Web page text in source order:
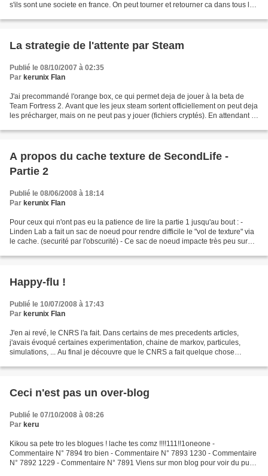
s'ils sont une societe en france. On peut tourner et retourner ca dans tous les
La strategie de l'attente par Steam
Publié le 08/10/2007 à 02:35
Par kerunix Flan
J'ai precommandé l'orange box, ce qui permet deja de jouer à la beta de
Team Fortress 2. Avant que les jeux steam sortent officiellement on peut deja
les précharger, mais on ne peut pas y jouer (fichiers cryptés). En attendant le
A propos du cache texture de SecondLife -
Partie 2
Publié le 08/06/2008 à 18:14
Par kerunix Flan
Pour ceux qui n'ont pas eu la patience de lire la partie 1 jusqu'au bout : -
Linden Lab a fait un sac de noeud pour rendre difficile le "vol de texture" via
le cache. (securité par l'obscurité) - Ce sac de noeud impacte très peu sur
Happy-flu !
Publié le 10/07/2008 à 17:43
Par kerunix Flan
J'en ai revé, le CNRS l'a fait. Dans certains de mes precedents articles,
j'avais évoqué certaines experimentation, chaine de markov, particules,
simulations, ... Au final je découvre que le CNRS a fait quelque chose
Ceci n'est pas un over-blog
Publié le 07/10/2008 à 08:26
Par keru
Kikou sa pete tro les blogues ! lache tes comz !!!!111!!1oneone -
Commentaire N° 7894 tro bien - Commentaire N° 7893 1230 - Commentaire
N° 7892 1229 - Commentaire N° 7891 Viens sur mon blog pour voir du pur